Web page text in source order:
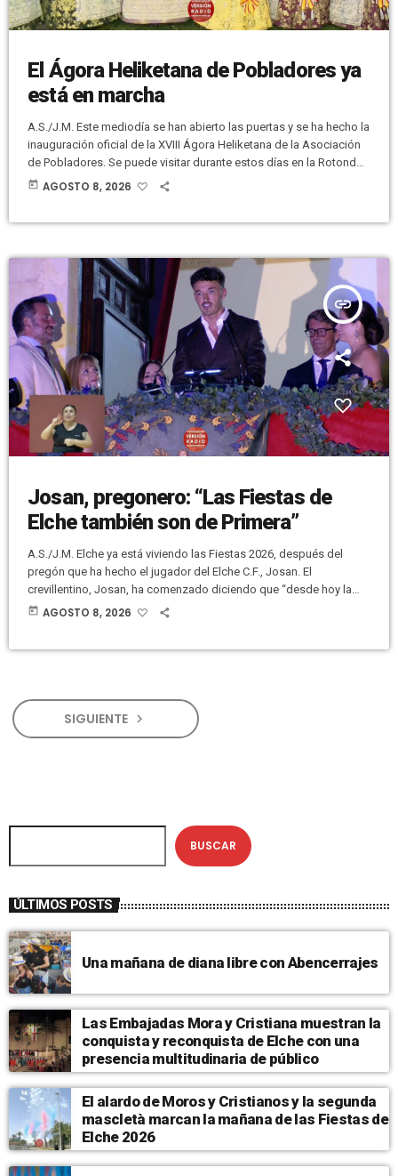
El Ágora Heliketana de Pobladores ya
está en marcha
A.S./J.M. Este mediodía se han abierto las puertas y se ha hecho la
inauguración oficial de la XVIII Ágora Heliketana de la Asociación
de Pobladores. Se puede visitar durante estos días en la Rotonda
del Parque Municipal. A la inauguración ha acudido la
today AGOSTO 8, 2026
insert_link
Josan, pregonero: “Las Fiestas de
Elche también son de Primera”
A.S./J.M. Elche ya está viviendo las Fiestas 2026, después del
pregón que ha hecho el jugador del Elche C.F., Josan. El
crevillentino, Josan, ha comenzado diciendo que “desde hoy la
fiesta vive en cada calle, en cada rincón de nuestro campo, pero,
today AGOSTO 8, 2026
SIGUIENTE navigate_next
BUSCAR
ÚLTIMOS POSTS
Una mañana de diana libre con Abencerrajes
Las Embajadas Mora y Cristiana muestran la
conquista y reconquista de Elche con una
presencia multitudinaria de público
El alardo de Moros y Cristianos y la segunda
mascletà marcan la mañana de las Fiestas de
Elche 2026